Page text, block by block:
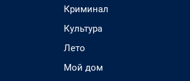
Криминал
Культура
Лето
Мой дом